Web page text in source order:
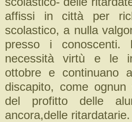
affissi in città per
scolastico, a nulla
presso i
necessità virtù e le
ottobre e continuano
discapito, come ognun
del profitto delle
ancora,delle ritardatarie.